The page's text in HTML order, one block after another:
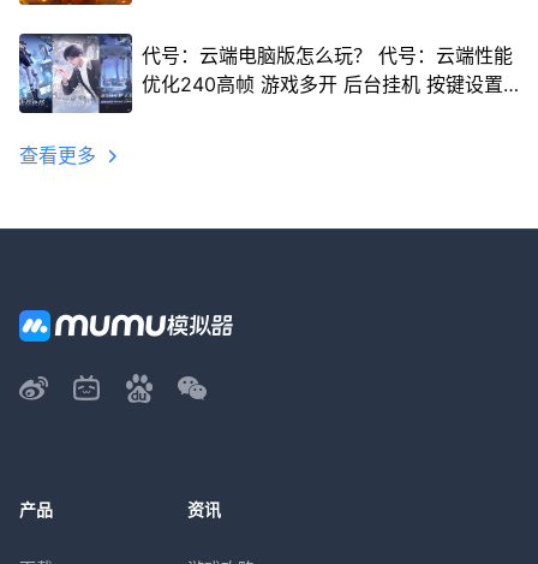
代号：云端电脑版怎么玩？ 代号：云端性能
优化240高帧 游戏多开 后台挂机 按键设置
查看更多
产品 资讯